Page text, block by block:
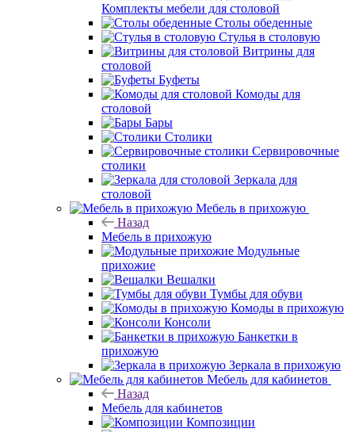
Комплекты мебели для столовой
Столы обеденные
Стулья в столовую
Витрины для
столовой
Буфеты
Комоды для
столовой
Бары
Столики
Сервировочные
столики
Зеркала для
столовой
Мебель в прихожую
Назад
Мебель в прихожую
Модульные
прихожие
Вешалки
Тумбы для обуви
Комоды в прихожую
Консоли
Банкетки в
прихожую
Зеркала в прихожую
Мебель для кабинетов
Назад
Мебель для кабинетов
Композиции